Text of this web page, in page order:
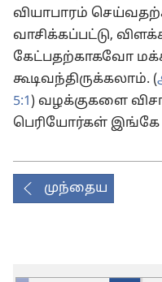
வியாபாரம்
வாசிக்கப்பட்டு,
கேட்பதற்காகவோ
கூடிவந்திருக்கலாம். (
5:1 ) வழக்குகளை
பெரியோர்கள் இங்கே
முந்தைய